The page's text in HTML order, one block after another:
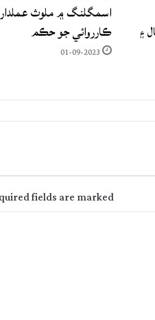
۽
اسمگلنگ ۾ ملوث
ڪارروائي جو حڪم
01-09-2023
fields are marked